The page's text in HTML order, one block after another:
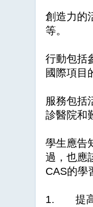
創造力的
等。
行動包括
國際項目
服務包括
診醫院和
學生應告
過，也應
CAS的學
1. 提高